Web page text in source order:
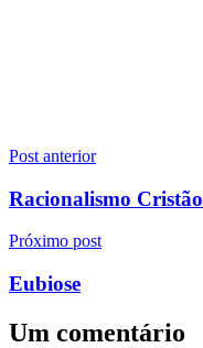
Navegação
de
Post anterior
Racionalismo Cristão
Próximo post
Eubiose
Um comentário